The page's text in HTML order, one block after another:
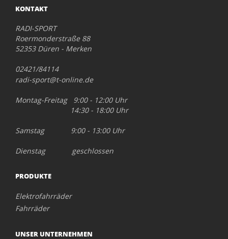
KONTAKT
RADI-SPORT
Roermonderstraße 88
52353 Düren - Merken
02421/84114
radi-sport@t-online.de
Montag-Freitag 9:00 - 12:00 Uhr
14:30 - 18:00 Uhr
Samstag 9:00 - 13:00 Uhr
Dienstag geschlossen
PRODUKTE
Elektrofahrräder
Fahrräder
UNSER UNTERNEHMEN